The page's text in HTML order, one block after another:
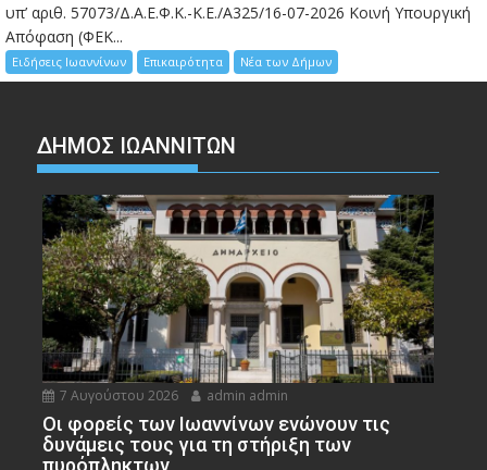
υπ’ αριθ. 57073/Δ.Α.Ε.Φ.Κ.-Κ.Ε./Α325/16-07-2026 Κοινή Υπουργική
Απόφαση (ΦΕΚ...
Ειδήσεις Ιωαννίνων Επικαιρότητα Νέα των Δήμων
ΔΗΜΟΣ ΙΩΑΝΝΙΤΩΝ
7 Αυγούστου 2026 admin admin
Οι φορείς των Ιωαννίνων ενώνουν τις
δυνάμεις τους για τη στήριξη των
πυρόπληκτων